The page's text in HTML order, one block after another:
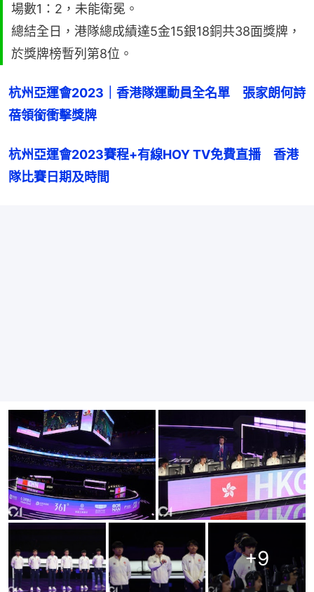
場數1：2，未能衛冕。
總結全日，港隊總成績達5金15銀18銅共38面獎牌，
於獎牌榜暫列第8位。
杭州亞運會2023｜香港隊運動員全名單　張家朗何詩
蓓領銜衝擊獎牌
杭州亞運會2023賽程+有線HOY TV免費直播　香港
隊比賽日期及時間
+9